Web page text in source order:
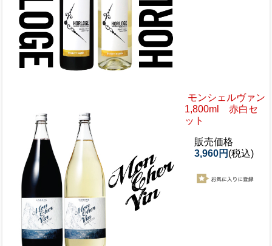
モンシェルヴァン
1,800ml 赤白セ
ット
販売価格
3,960円 (税込)